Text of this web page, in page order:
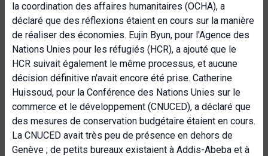
la coordination des affaires humanitaires (OCHA), a
déclaré que des réflexions étaient en cours sur la manière
de réaliser des économies. Eujin Byun, pour l'Agence des
Nations Unies pour les réfugiés (HCR), a ajouté que le
HCR suivait également le même processus, et aucune
décision définitive n'avait encore été prise. Catherine
Huissoud, pour la Conférence des Nations Unies sur le
commerce et le développement (CNUCED), a déclaré que
des mesures de conservation budgétaire étaient en cours.
La CNUCED avait très peu de présence en dehors de
Genève ; de petits bureaux existaient à Addis-Abeba et à